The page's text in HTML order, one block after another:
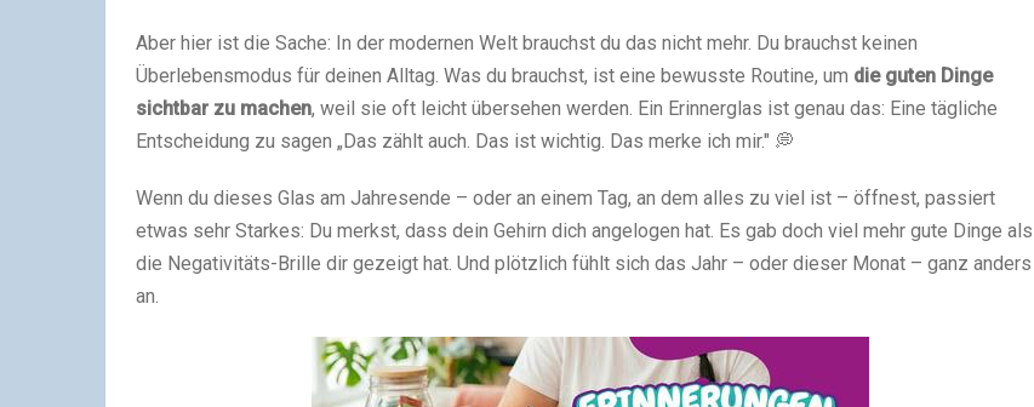
Aber hier ist die Sache: In der modernen Welt brauchst du das nicht mehr. Du brauchst keinen
Überlebensmodus für deinen Alltag. Was du brauchst, ist eine bewusste Routine, um die guten Dinge
sichtbar zu machen, weil sie oft leicht übersehen werden. Ein Erinnerglas ist genau das: Eine tägliche
Entscheidung zu sagen „Das zählt auch. Das ist wichtig. Das merke ich mir." 💭
Wenn du dieses Glas am Jahresende – oder an einem Tag, an dem alles zu viel ist – öffnest, passiert
etwas sehr Starkes: Du merkst, dass dein Gehirn dich angelogen hat. Es gab doch viel mehr gute Dinge als
die Negativitäts-Brille dir gezeigt hat. Und plötzlich fühlt sich das Jahr – oder dieser Monat – ganz anders
an.